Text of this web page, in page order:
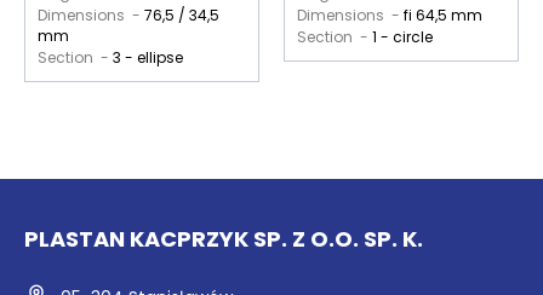
Dimensions - 76,5 / 34,5
mm
Section - 3 - ellipse
Dimensions - fi 64,5 mm
Section - 1 - circle
PLASTAN KACPRZYK SP. Z O.O. SP. K.